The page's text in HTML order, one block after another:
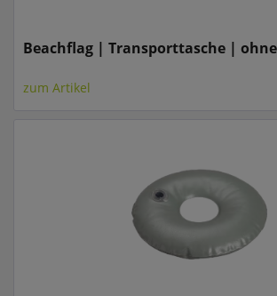
Beachflag | Transporttasche |
zum Artikel